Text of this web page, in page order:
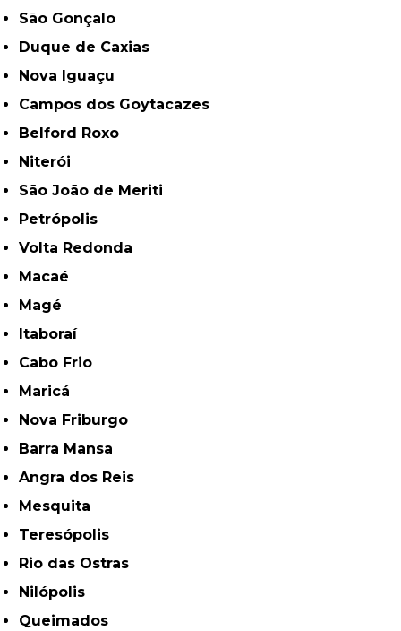
São Gonçalo
Duque de Caxias
Nova Iguaçu
Campos dos Goytacazes
Belford Roxo
Niterói
São João de Meriti
Petrópolis
Volta Redonda
Macaé
Magé
Itaboraí
Cabo Frio
Maricá
Nova Friburgo
Barra Mansa
Angra dos Reis
Mesquita
Teresópolis
Rio das Ostras
Nilópolis
Queimados